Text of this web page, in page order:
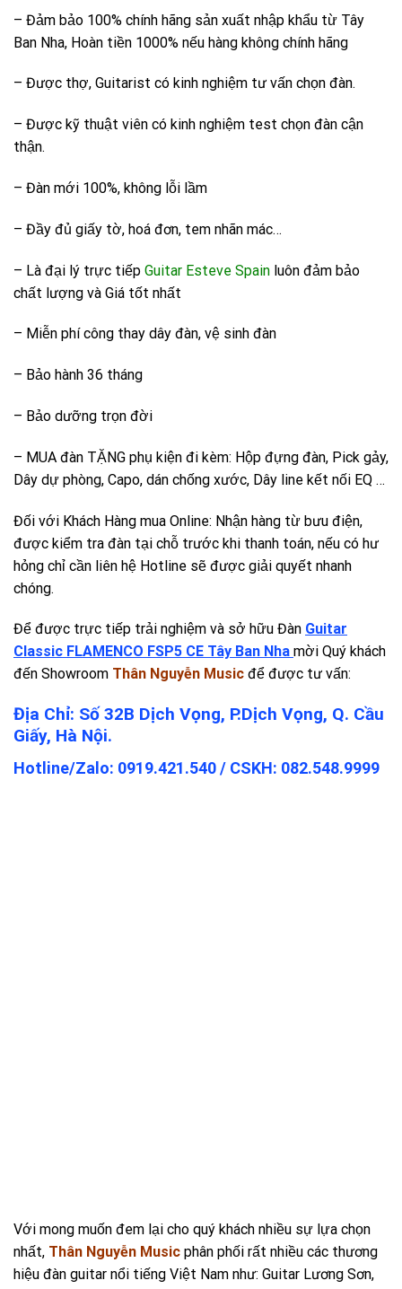
– Đảm bảo 100% chính hãng sản xuất nhập khẩu từ Tây
Ban Nha, Hoàn tiền 1000% nếu hàng không chính hãng
– Được thợ, Guitarist có kinh nghiệm tư vấn chọn đàn.
– Được kỹ thuật viên có kinh nghiệm test chọn đàn cận
thận.
– Đàn mới 100%, không lỗi lầm
– Đầy đủ giấy tờ, hoá đơn, tem nhãn mác…
– Là đại lý trực tiếp Guitar Esteve Spain luôn đảm bảo
chất lượng và Giá tốt nhất
– Miễn phí công thay dây đàn, vệ sinh đàn
– Bảo hành 36 tháng
– Bảo dưỡng trọn đời
– MUA đàn TẶNG phụ kiện đi kèm: Hộp đựng đàn, Pick gảy,
Dây dự phòng, Capo, dán chống xước, Dây line kết nối EQ …
Đối với Khách Hàng mua Online: Nhận hàng từ bưu điện,
được kiểm tra đàn tại chỗ trước khi thanh toán, nếu có hư
hỏng chỉ cần liên hệ Hotline sẽ được giải quyết nhanh
chóng.
Để được trực tiếp trải nghiệm và sở hữu Đàn Guitar
Classic FLAMENCO FSP5 CE Tây Ban Nha mời Quý khách
đến Showroom Thân Nguyễn Music để được tư vấn:
Địa Chỉ: Số 32B Dịch Vọng, P.Dịch Vọng, Q. Cầu
Giấy, Hà Nội.
Hotline/Zalo: 0919.421.540 / CSKH: 082.548.9999
Với mong muốn đem lại cho quý khách nhiều sự lựa chọn
nhất, Thân Nguyễn Music phân phối rất nhiều các thương
hiệu đàn guitar nổi tiếng Việt Nam như: Guitar Lương Sơn,